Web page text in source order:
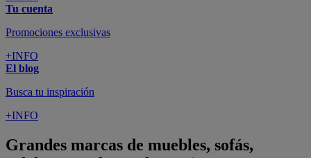
Tu cuenta
Promociones exclusivas
+INFO
El blog
Busca tu inspiración
+INFO
Grandes marcas de muebles, sofás,